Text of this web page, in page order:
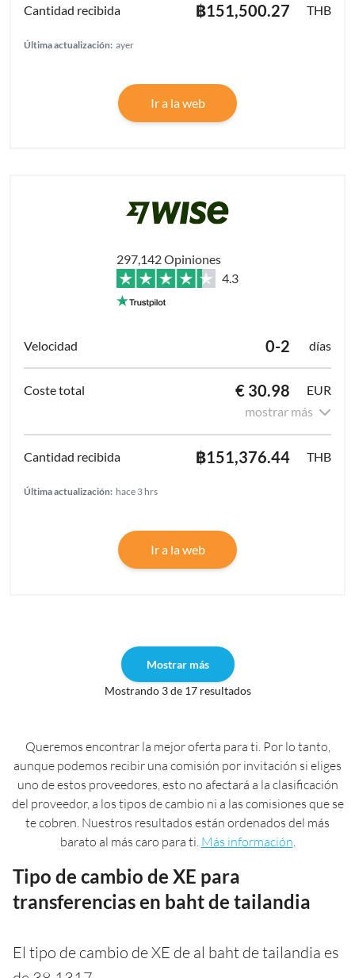
฿151,500.27 THB
Última actualización: ayer
Ir a la web
297,142 Opiniones
4.3
0-2 días
€ 30.98
EUR
mostrar más
฿151,376.44 THB
Última actualización: hace 3 hrs
Ir a la web
Mostrar más
Mostrando 3 de 17 resultados
Queremos encontrar la mejor oferta para ti. Por lo tanto,
aunque podemos recibir una comisión por invitación si eliges
uno de estos proveedores, esto no afectará a la clasificación
del proveedor, a los tipos de cambio ni a las comisiones que se
te cobren. Nuestros resultados están ordenados del más
barato al más caro para ti. Más información.
Tipo de cambio de XE para
transferencias en baht de tailandia
El tipo de cambio de XE de al baht de tailandia es